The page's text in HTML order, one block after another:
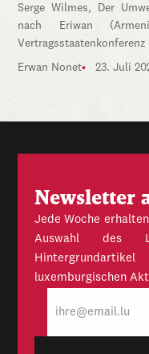
Serge Wilmes, Der
nach Eriwan
Erwan Nonet 23. Juli
Newsletter
Jede Woche
Auswahl des
luxemburgischen
Mail